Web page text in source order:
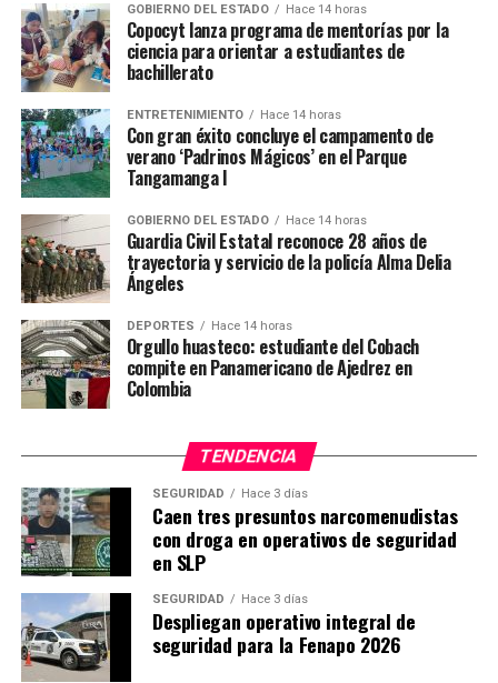
GOBIERNO DEL ESTADO Hace 14 horas
Copocyt lanza programa de mentorías por la
ciencia para orientar a estudiantes de
bachillerato
ENTRETENIMIENTO Hace 14 horas
Con gran éxito concluye el campamento de
verano ‘Padrinos Mágicos’ en el Parque
Tangamanga I
GOBIERNO DEL ESTADO Hace 14 horas
Guardia Civil Estatal reconoce 28 años de
trayectoria y servicio de la policía Alma Delia
Ángeles
DEPORTES Hace 14 horas
Orgullo huasteco: estudiante del Cobach
compite en Panamericano de Ajedrez en
Colombia
TENDENCIA
SEGURIDAD Hace 3 días
Caen tres presuntos narcomenudistas
con droga en operativos de seguridad
en SLP
SEGURIDAD Hace 3 días
Despliegan operativo integral de
seguridad para la Fenapo 2026